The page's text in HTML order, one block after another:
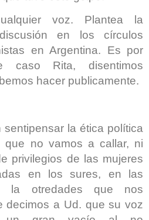
voz. Plantea la
en los círculos
en Argentina. Es por
Rita, disentimos
hacer publicamente.
la ética política
que no vamos a callar, ni
privilegios de las mujeres
en los sures, en las
la otredades que nos
decimos a Ud. que su voz